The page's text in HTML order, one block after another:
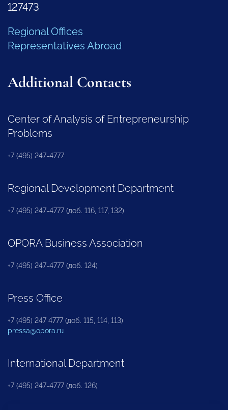
127473
Regional Offices
Representatives Abroad
Additional Contacts
Center of Analysis of Entrepreneurship
Problems
+7 (495) 247-4777
Regional Development Department
+7 (495) 247-4777 (доб. 116, 117, 132)
OPORA Business Association
+7 (495) 247-4777 (доб. 124)
Press Office
+7 (495) 247 4777 (доб. 115, 114, 113)
pressa@opora.ru
International Department
+7 (495) 247-4777 (доб. 126)